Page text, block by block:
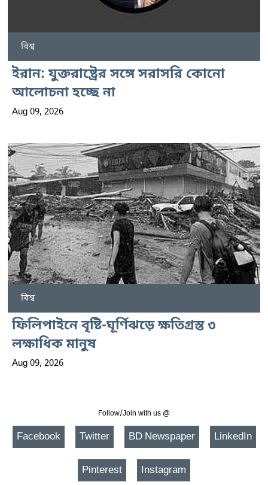
বিশ্ব
ইরান: যুক্তরাষ্ট্রের সঙ্গে সরাসরি কোনো
আলোচনা হচ্ছে না
Aug 09, 2026
বিশ্ব
ফিলিপাইনে বৃষ্টি-ঘূর্ণিঝড়ে ক্ষতিগ্রস্ত ৩
লক্ষাধিক মানুষ
Aug 09, 2026
Follow/Join with us @
Facebook Twitter BD Newspaper LinkedIn
Pinterest Instagram